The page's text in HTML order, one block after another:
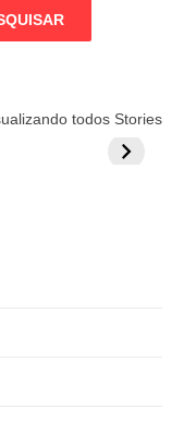
todos Stories
Lesão
do